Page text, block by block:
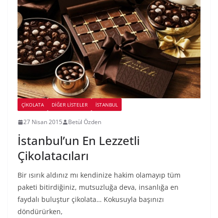
ÇIKOLATA DIĞER LISTELER İSTANBUL
27 Nisan 2015 Betül Özden
İstanbul’un En Lezzetli
Çikolatacıları
Bir ısırık aldınız mı kendinize hakim olamayıp tüm
paketi bitirdiğiniz, mutsuzluğa deva, insanlığa en
faydalı buluştur çikolata… Kokusuyla başınızı
döndürürken,